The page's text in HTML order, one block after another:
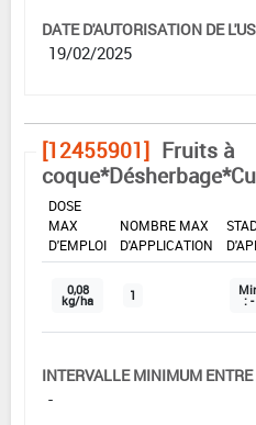
DATE D'AUTORISATION DE
19/02/2025
[12455901] Fruits à
DOSE
MAX
D'EMPLOI
NOMBRE MAX
D'APPLICATION
0,08
kg/ha 1 : -
INTERVALLE MINIMUM
-